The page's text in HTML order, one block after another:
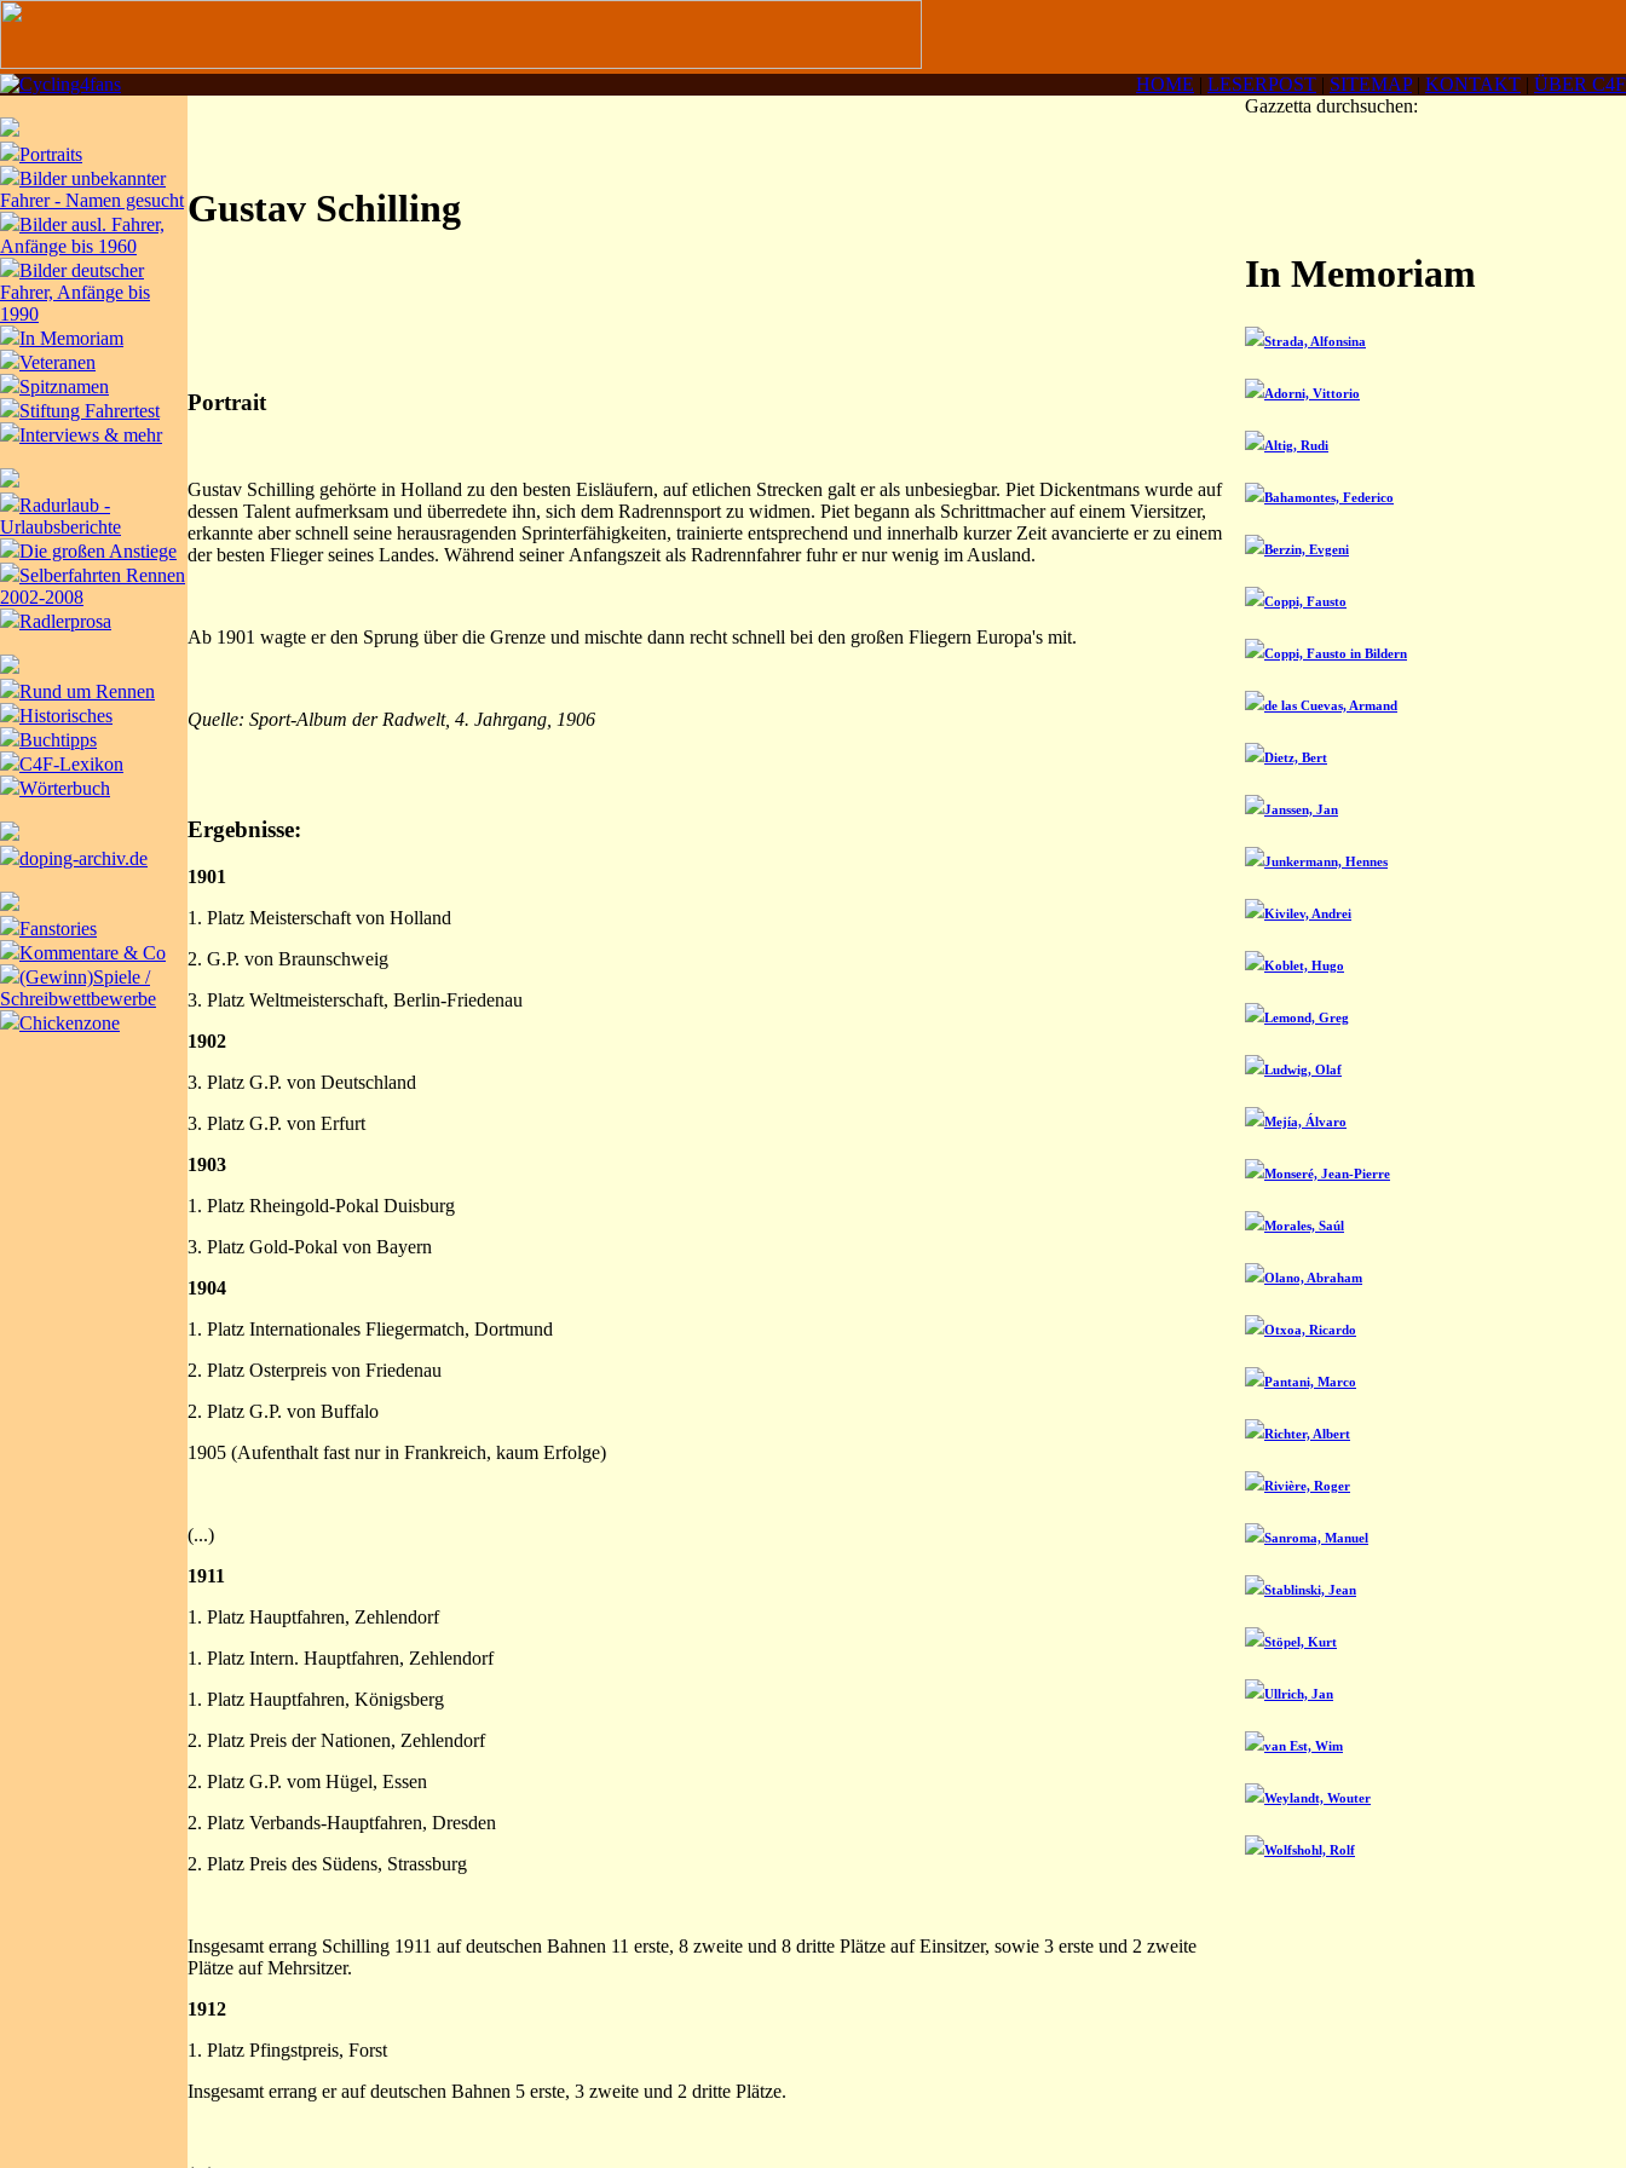
HOME | LESERPOST | SITEMAP| KONTAKT | ÜBER C4F
Portraits
Bilder unbekannter
Fahrer - Namen gesucht
Bilder ausl. Fahrer,
Anfänge bis 1960
Bilder deutscher
Fahrer, Anfänge bis
1990
In Memoriam
Veteranen
Spitznamen
Stiftung Fahrertest
Interviews & mehr
Radurlaub -
Urlaubsberichte
Die großen Anstiege
Selberfahrten Rennen
2002-2008
Radlerprosa
Rund um Rennen
Historisches
Buchtipps
C4F-Lexikon
Wörterbuch
doping-archiv.de
Fanstories
Kommentare & Co
(Gewinn)Spiele /
Schreibwettbewerbe
Chickenzone
Gustav Schilling
Portrait
Gustav Schilling gehörte in Holland zu den besten Eisläufern, auf etlichen Strecken galt er als unbesiegbar. Piet Dickentmans wurde auf
dessen Talent aufmerksam und überredete ihn, sich dem Radrennsport zu widmen. Piet begann als Schrittmacher auf einem Viersitzer,
erkannte aber schnell seine herausragenden Sprinterfähigkeiten, trainierte entsprechend und innerhalb kurzer Zeit avancierte er zu einem
der besten Flieger seines Landes. Während seiner Anfangszeit als Radrennfahrer fuhr er nur wenig im Ausland.
Ab 1901 wagte er den Sprung über die Grenze und mischte dann recht schnell bei den großen Fliegern Europa's mit.
Quelle: Sport-Album der Radwelt, 4. Jahrgang, 1906
Ergebnisse:
1901
1. Platz Meisterschaft von Holland
2. G.P. von Braunschweig
3. Platz Weltmeisterschaft, Berlin-Friedenau
1902
3. Platz G.P. von Deutschland
3. Platz G.P. von Erfurt
1903
1. Platz Rheingold-Pokal Duisburg
3. Platz Gold-Pokal von Bayern
1904
1. Platz Internationales Fliegermatch, Dortmund
2. Platz Osterpreis von Friedenau
2. Platz G.P. von Buffalo
1905 (Aufenthalt fast nur in Frankreich, kaum Erfolge)
(...)
1911
1. Platz Hauptfahren, Zehlendorf
1. Platz Intern. Hauptfahren, Zehlendorf
1. Platz Hauptfahren, Königsberg
2. Platz Preis der Nationen, Zehlendorf
2. Platz G.P. vom Hügel, Essen
2. Platz Verbands-Hauptfahren, Dresden
2. Platz Preis des Südens, Strassburg
Insgesamt errang Schilling 1911 auf deutschen Bahnen 11 erste, 8 zweite und 8 dritte Plätze auf Einsitzer, sowie 3 erste und 2 zweite
Plätze auf Mehrsitzer.
1912
1. Platz Pfingstpreis, Forst
Insgesamt errang er auf deutschen Bahnen 5 erste, 3 zweite und 2 dritte Plätze.
Gazzetta durchsuchen:
In Memoriam
Strada, Alfonsina
Adorni, Vittorio
Altig, Rudi
Bahamontes, Federico
Berzin, Evgeni
Coppi, Fausto
Coppi, Fausto in Bildern
de las Cuevas, Armand
Dietz, Bert
Janssen, Jan
Junkermann, Hennes
Kivilev, Andrei
Koblet, Hugo
Lemond, Greg
Ludwig, Olaf
Mejía, Álvaro
Monseré, Jean-Pierre
Morales, Saúl
Olano, Abraham
Otxoa, Ricardo
Pantani, Marco
Richter, Albert
Rivière, Roger
Sanroma, Manuel
Stablinski, Jean
Stöpel, Kurt
Ullrich, Jan
van Est, Wim
Weylandt, Wouter
Wolfshohl, Rolf